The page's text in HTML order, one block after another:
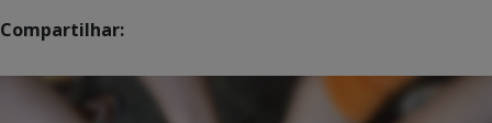
Compartilhar: